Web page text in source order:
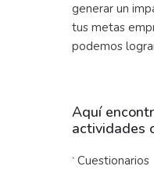
generar un
tus metas
podemos
Aquí
actividades
Cuestionarios